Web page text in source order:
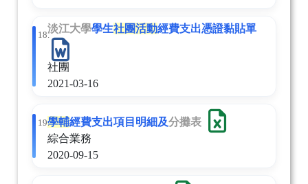
18.
淡江大學學生社團活動經費支出憑證黏貼單
社團
2021-03-16
19.學輔經費支出項目明細及分攤表
綜合業務
2020-09-15